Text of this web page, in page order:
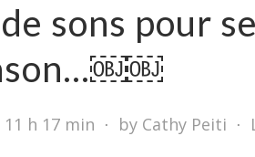
sons pour
h 17 min ⋅ by Cathy Peiti ⋅